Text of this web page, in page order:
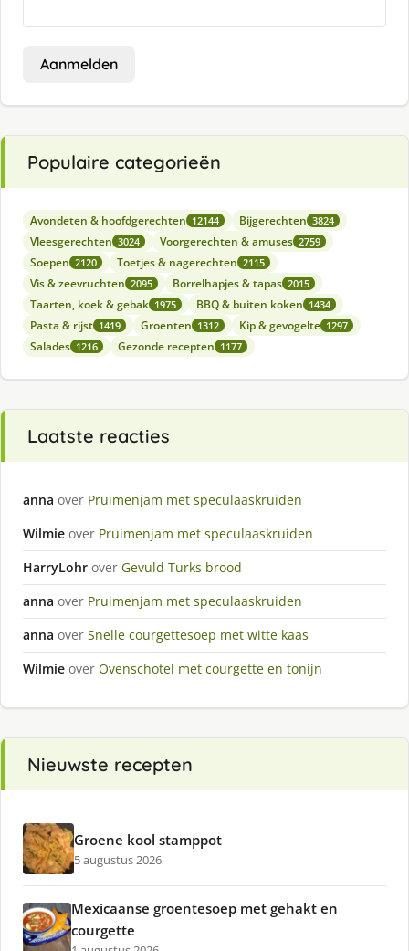
Aanmelden
Populaire categorieën
Avondeten & hoofdgerechten 12144 Bijgerechten 3824
Vleesgerechten 3024 Voorgerechten & amuses 2759
Soepen 2120 Toetjes & nagerechten 2115
Vis & zeevruchten 2095 Borrelhapjes & tapas 2015
Taarten, koek & gebak 1975 BBQ & buiten koken 1434
Pasta & rijst 1419 Groenten 1312 Kip & gevogelte 1297
Salades 1216 Gezonde recepten 1177
Laatste reacties
anna over Pruimenjam met speculaaskruiden
Wilmie over Pruimenjam met speculaaskruiden
HarryLohr over Gevuld Turks brood
anna over Pruimenjam met speculaaskruiden
anna over Snelle courgettesoep met witte kaas
Wilmie over Ovenschotel met courgette en tonijn
Nieuwste recepten
Groene kool stamppot
5 augustus 2026
Mexicaanse groentesoep met gehakt en
courgette